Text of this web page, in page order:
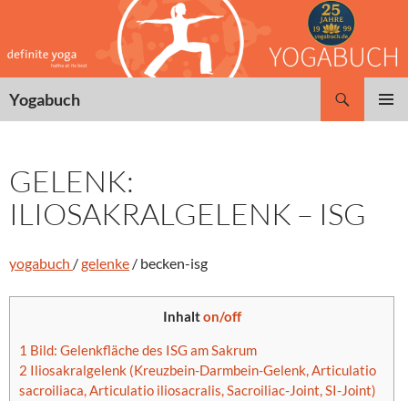
springen
Yogabuch
GELENK:
ILIOSAKRALGELENK – ISG
yogabuch /gelenke / becken-isg
Inhalton/off
1 Bild: Gelenkfläche des ISG am Sakrum
2 Iliosakralgelenk (Kreuzbein-Darmbein-Gelenk, Articulatio
sacroiliaca, Articulatio iliosacralis, Sacroiliac-Joint, SI-Joint)